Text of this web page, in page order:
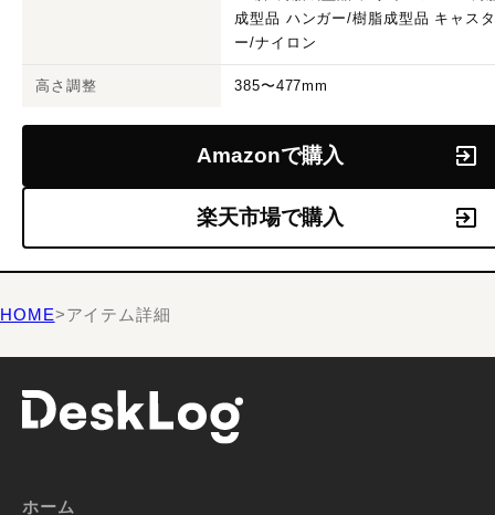
成型品 ハンガー/樹脂成型品 キャス
ー/ナイロン
高さ調整 385〜477mm
Amazonで購入
楽天市場で購入
HOME>アイテム詳細
ホーム